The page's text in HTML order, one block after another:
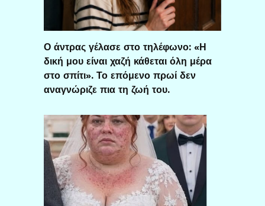
Ο άντρας γέλασε στο τηλέφωνο: «Η
δική μου είναι χαζή κάθεται όλη μέρα
στο σπίτι». Το επόμενο πρωί δεν
αναγνώριζε πια τη ζωή του.